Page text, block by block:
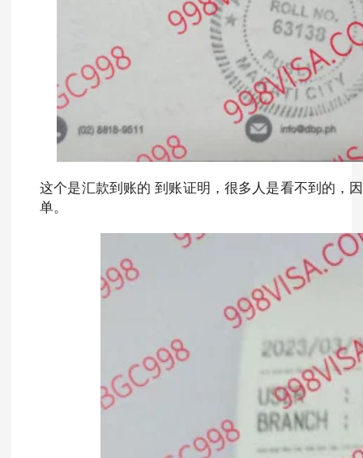
这个是汇款到账的 到账证明，很多人是看不到的，
单。